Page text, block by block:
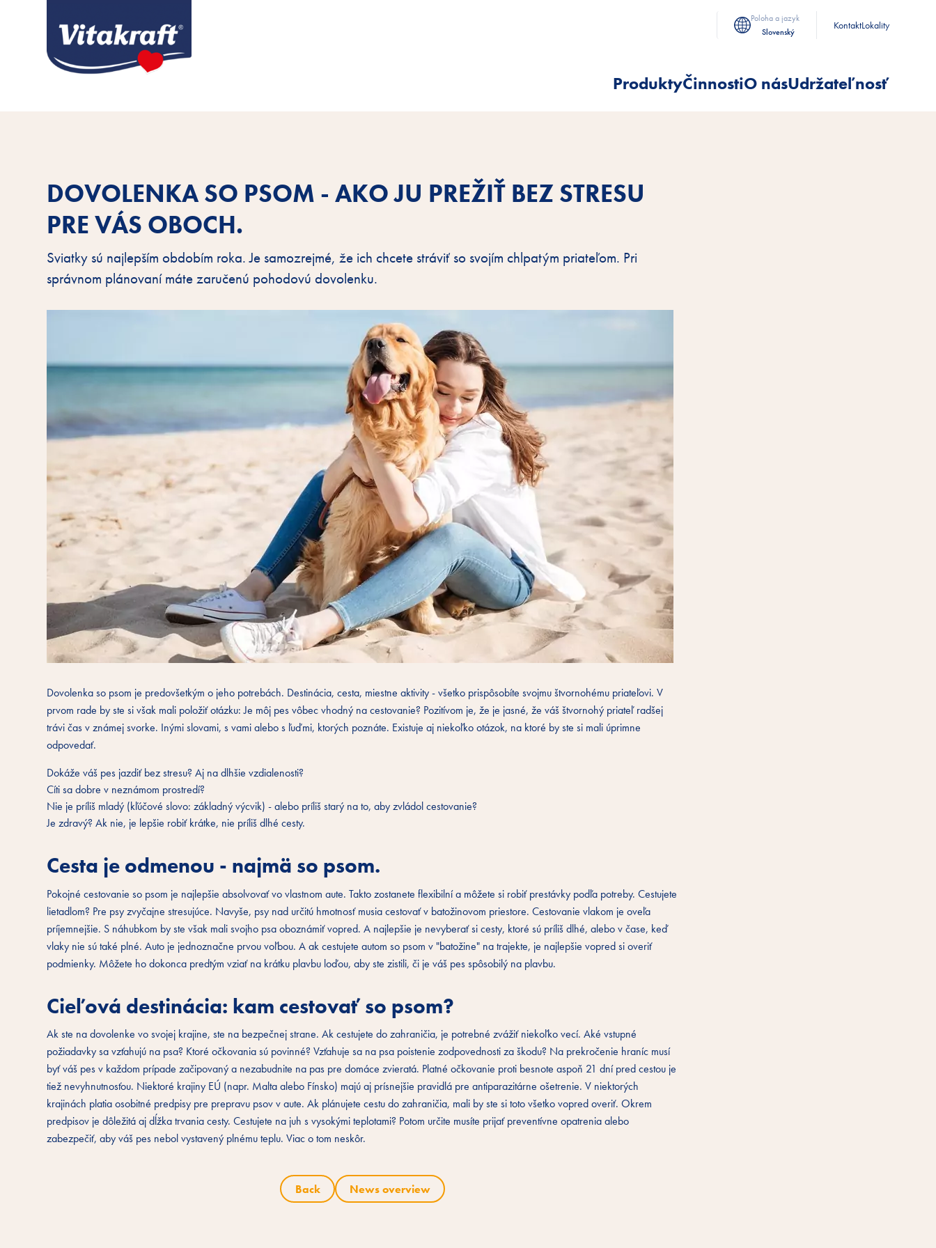
Poloha a jazyk
Slovenský
KontaktLokality
ProduktyČinnostiO násUdržateľnosť
DOVOLENKA SO PSOM - AKO JU PREŽIŤ BEZ STRESU
PRE VÁS OBOCH.
Sviatky sú najlepším obdobím roka. Je samozrejmé, že ich chcete stráviť so svojím chlpatým priateľom. Pri
správnom plánovaní máte zaručenú pohodovú dovolenku.
Dovolenka so psom je predovšetkým o jeho potrebách. Destinácia, cesta, miestne aktivity - všetko prispôsobíte svojmu štvornohému priateľovi. V
prvom rade by ste si však mali položiť otázku: Je môj pes vôbec vhodný na cestovanie? Pozitívom je, že je jasné, že váš štvornohý priateľ radšej
trávi čas v známej svorke. Inými slovami, s vami alebo s ľuďmi, ktorých poznáte. Existuje aj niekoľko otázok, na ktoré by ste si mali úprimne
odpovedať.
Dokáže váš pes jazdiť bez stresu? Aj na dlhšie vzdialenosti?
Cíti sa dobre v neznámom prostredí?
Nie je príliš mladý (kľúčové slovo: základný výcvik) - alebo príliš starý na to, aby zvládol cestovanie?
Je zdravý? Ak nie, je lepšie robiť krátke, nie príliš dlhé cesty.
Cesta je odmenou - najmä so psom.
Pokojné cestovanie so psom je najlepšie absolvovať vo vlastnom aute. Takto zostanete flexibilní a môžete si robiť prestávky podľa potreby. Cestujete
lietadlom? Pre psy zvyčajne stresujúce. Navyše, psy nad určitú hmotnosť musia cestovať v batožinovom priestore. Cestovanie vlakom je oveľa
príjemnejšie. S náhubkom by ste však mali svojho psa oboznámiť vopred. A najlepšie je nevyberať si cesty, ktoré sú príliš dlhé, alebo v čase, keď
vlaky nie sú také plné. Auto je jednoznačne prvou voľbou. A ak cestujete autom so psom v "batožine" na trajekte, je najlepšie vopred si overiť
podmienky. Môžete ho dokonca predtým vziať na krátku plavbu loďou, aby ste zistili, či je váš pes spôsobilý na plavbu.
Cieľová destinácia: kam cestovať so psom?
Ak ste na dovolenke vo svojej krajine, ste na bezpečnej strane. Ak cestujete do zahraničia, je potrebné zvážiť niekoľko vecí. Aké vstupné
požiadavky sa vzťahujú na psa? Ktoré očkovania sú povinné? Vzťahuje sa na psa poistenie zodpovednosti za škodu? Na prekročenie hraníc musí
byť váš pes v každom prípade začipovaný a nezabudnite na pas pre domáce zvieratá. Platné očkovanie proti besnote aspoň 21 dní pred cestou je
tiež nevyhnutnosťou. Niektoré krajiny EÚ (napr. Malta alebo Fínsko) majú aj prísnejšie pravidlá pre antiparazitárne ošetrenie. V niektorých
krajinách platia osobitné predpisy pre prepravu psov v aute. Ak plánujete cestu do zahraničia, mali by ste si toto všetko vopred overiť. Okrem
predpisov je dôležitá aj dĺžka trvania cesty. Cestujete na juh s vysokými teplotami? Potom určite musíte prijať preventívne opatrenia alebo
zabezpečiť, aby váš pes nebol vystavený plnému teplu. Viac o tom neskôr.
Back News overview